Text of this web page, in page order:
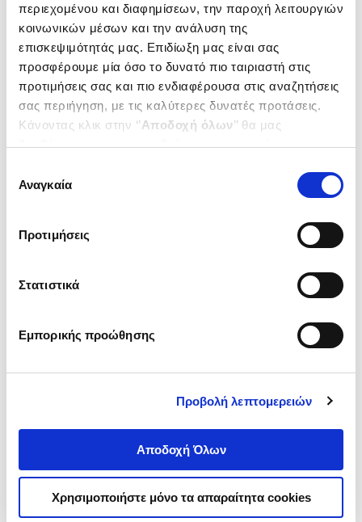
περιεχομένου και διαφημίσεων, την παροχή λειτουργιών
κοινωνικών μέσων και την ανάλυση της
επισκεψιμότητάς μας. Επιδίωξη μας είναι σας
προσφέρουμε μία όσο το δυνατό πιο ταιριαστή στις
προτιμήσεις σας και πιο ενδιαφέρουσα στις αναζητήσεις
σας περιήγηση, με τις καλύτερες δυνατές προτάσεις.
Κάνοντας κλικ στην ‘’Αποδοχή όλων’’ θα μας
βοηθήσετε να ανταποκριθούμε στα παραπάνω.
ενδιαφέρουν και να επιλέξετε από τα παρακάτω με την
΄΄και να ενημερωθείτε σχετικά με
συγκατάθεσης
Αναγκαία
Προτιμήσεις
Στατιστικά
Εμπορικής προώθησης
Προβολή λεπτομερειών
Αποδοχή Όλων
Χρησιμοποιήστε μόνο τα απαραίτητα cookies